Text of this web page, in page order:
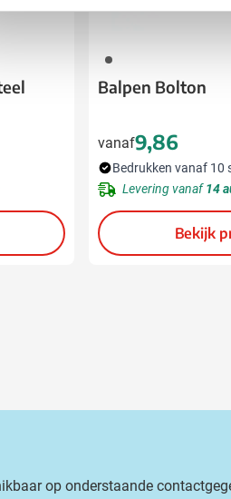
001
Balpen Bolton
vanaf9,86
Bedrukken vanaf 10
Levering vanaf14
Bekijk
op onderstaande